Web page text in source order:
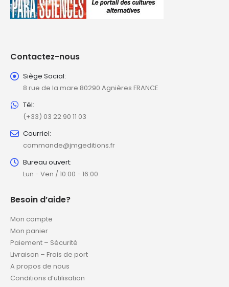
Contactez-nous
Siège Social:
8 rue de la mare 80290 Agnières FRANCE
Tél:
(+33) 03 22 90 11 03
Courriel:
commande@jmgeditions.fr
Bureau ouvert:
Lun - Ven / 10:00 - 16:00
Besoin d’aide?
Mon compte
Mon panier
Paiement – Sécurité
Livraison – Frais de port
A propos de nous
Conditions d’utilisation